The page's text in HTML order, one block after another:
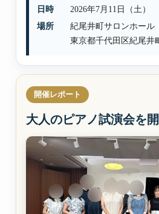
日時
2026年7月11日（土）
場所
紀尾井町サロンホール
東京都千代田区紀尾井
開催レポート
大人のピアノ試演会を